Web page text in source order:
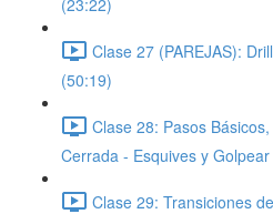
(23:22)
Clase 27 (PAREJAS):
(50:19)
Clase 28: Pasos
Cerrada - Esquives y
Clase 29: Transiciones